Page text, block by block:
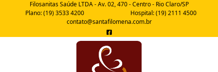
Filosanitas Saúde LTDA - Av. 02, 470 - Centro - Rio Claro/SP
Plano: (19) 3533 4200
Hospital: (19) 2111 4500
contato@santafilomena.com.br